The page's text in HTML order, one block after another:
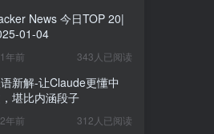
News 今日TOP 20|
01-04
1年前 343人已阅读
新解-让Claude更懂中
堪比内涵段子
2年前 312人已阅读